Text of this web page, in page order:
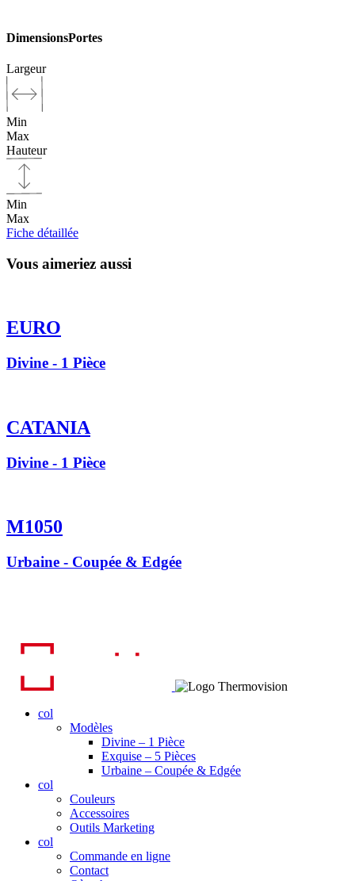
DimensionsPortes
Largeur
Min
Max
Hauteur
Min
Max
Fiche détaillée
Vous aimeriez aussi
EURO
Divine - 1 Pièce
CATANIA
Divine - 1 Pièce
M1050
Urbaine - Coupée & Edgée
col
Modèles
Divine – 1 Pièce
Exquise – 5 Pièces
Urbaine – Coupée & Edgée
col
Couleurs
Accessoires
Outils Marketing
col
Commande en ligne
Contact